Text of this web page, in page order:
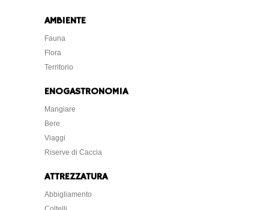
AMBIENTE
Fauna
Flora
Territorio
ENOGASTRONOMIA
Mangiare
Bere
Viaggi
Riserve di Caccia
ATTREZZATURA
Abbigliamento